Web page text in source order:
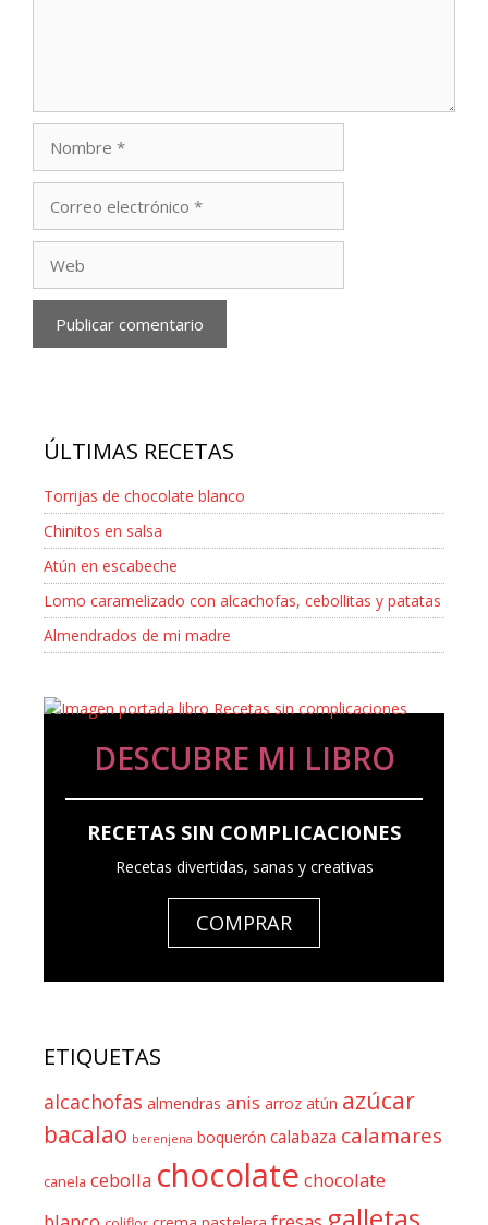
electrónico
ÚLTIMAS RECETAS
Torrijas de chocolate blanco
Chinitos en salsa
Atún en escabeche
Lomo caramelizado con alcachofas, cebollitas y patatas
Almendrados de mi madre
DESCUBRE MI LIBRO
RECETAS SIN COMPLICACIONES
Recetas divertidas, sanas y creativas
COMPRAR
ETIQUETAS
alcachofas almendras anis arroz atún azúcar
bacalao berenjena boquerón calabaza calamares
canela cebolla chocolate chocolate